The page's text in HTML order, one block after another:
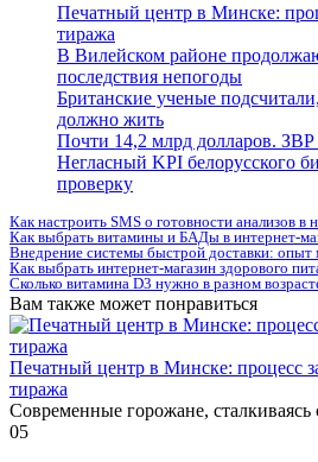
Печатный центр в Минске:
тиража
В Вилейском районе
последствия непогоды
Британские ученые
должно жить
Почти 14,2 млрд долларов. ЗВР
Негласный KPI белорусского
проверку
Как настроить SMS о готовности анализов в
Как выбрать витамины и БАДы в интернет-
Внедрение системы быстрой доставки: опыт
Как выбрать интернет-магазин здорового
Сколько витамина D3 нужно в разном
Вам также может понравиться
Печатный центр в Минске: процесс
тиража
Современные горожане, сталкиваясь
05